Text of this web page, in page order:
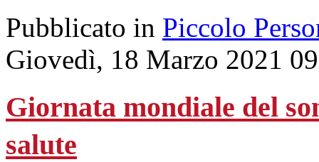
Pubblicato in Piccolo
Giovedì, 18 Marzo 2021
Giornata mondiale del
salute